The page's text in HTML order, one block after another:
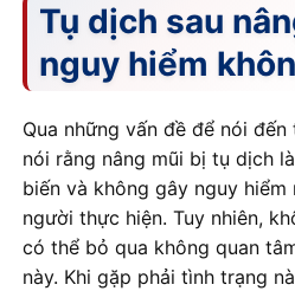
Tụ dịch sau
nguy hiểm
Qua những vấn đề để nói
nói rằng nâng mũi bị tụ dịch
biến và không gây nguy hiểm
người thực hiện. Tuy nhiên,
có thể bỏ qua không quan
này. Khi gặp phải tình trạng